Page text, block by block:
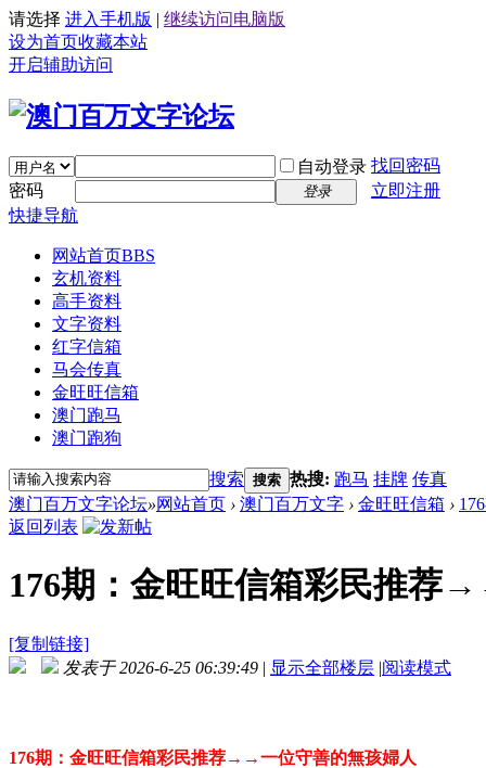
请选择 进入手机版 | 继续访问电脑版
设为首页收藏本站
开启辅助访问
自动登录 找回密码
密码
登录
立即注册
快捷导航
网站首页BBS
玄机资料
高手资料
文字资料
红字信箱
马会传真
金旺旺信箱
澳门跑马
澳门跑狗
搜索 搜索 热搜: 跑马 挂牌 传真
澳门百万文字论坛»网站首页 › 澳门百万文字 › 金旺旺信箱 ›
返回列表
176期：金旺旺信箱彩民推荐
[复制链接]
发表于 2026-6-25 06:39:49 | 显示全部楼层 |阅读模式
176期：金旺旺信箱彩民推荐→→一位守善的無孩婦人